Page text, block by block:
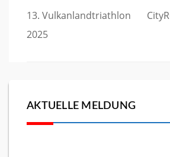
13. Vulkanlandtriathlon
2025
AKTUELLE MELDUNG